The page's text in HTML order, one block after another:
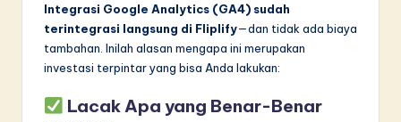
Integrasi Google Analytics (GA4) sudah
terintegrasi langsung di Fliplify—dan tidak ada biaya
tambahan. Inilah alasan mengapa ini merupakan
investasi terpintar yang bisa Anda lakukan:
Lacak Apa yang Benar-Benar